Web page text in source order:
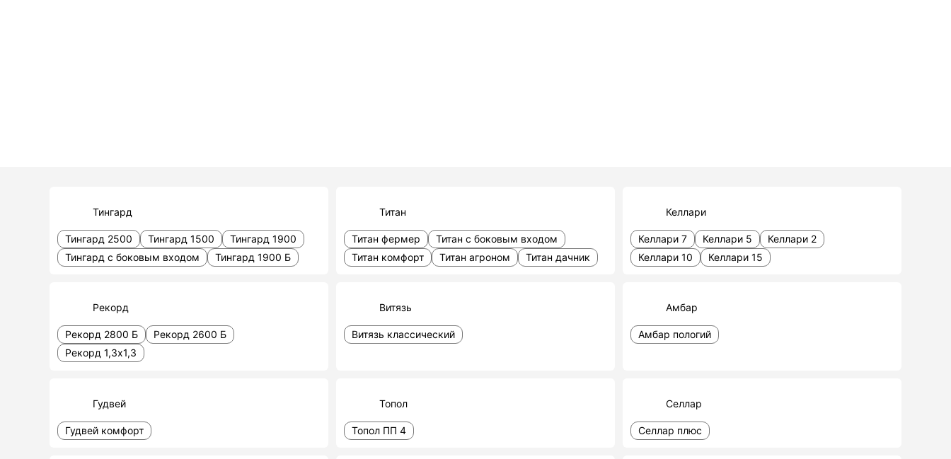
Тингард
Тингард 2500 Тингард 1500
Тингард 1900
Тингард с боковым входом
Тингард 1900 Б
Титан
Титан фермер
Титан с боковым входом
Титан комфорт
Титан агроном Титан дачник
Келлари
Келлари 7 Келлари 5
Келлари 2
Келлари 10
Келлари 15
Рекорд
Рекорд 2800 Б
Рекорд 2600 Б
Рекорд 1,3х1,3
Витязь
Витязь классический
Амбар
Амбар пологий
Гудвей
Гудвей комфорт
Топол
Топол ПП 4
Селлар
Селлар плюс